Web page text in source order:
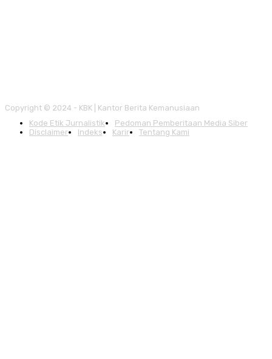
Copyright © 2024 - KBK | Kantor Berita Kemanusiaan
Kode Etik Jurnalistik
Pedoman Pemberitaan Media Siber
Disclaimer
Indeks Karir Tentang Kami